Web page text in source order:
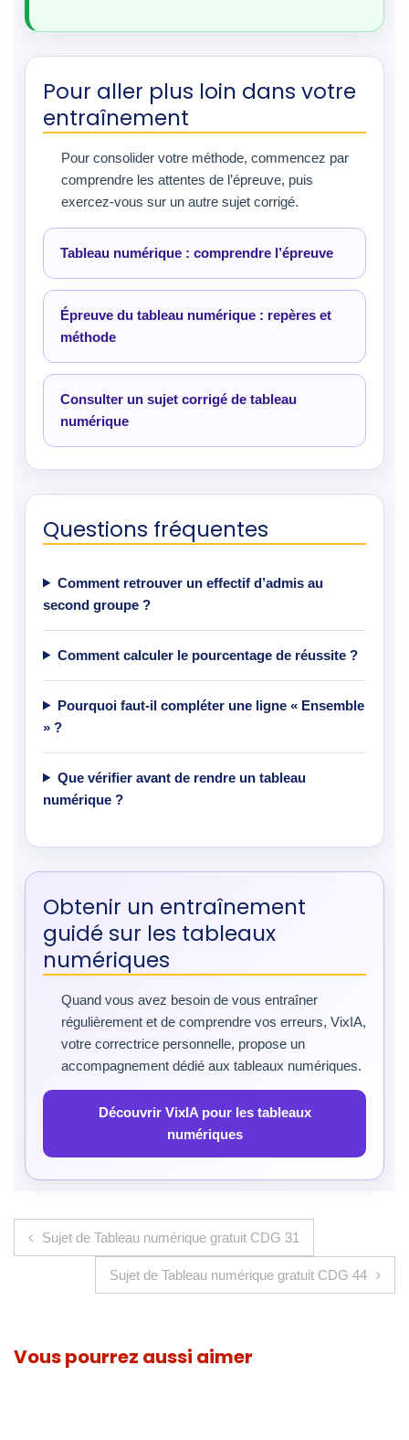
Pour aller plus loin dans votre
entraînement
Pour consolider votre méthode, commencez par
comprendre les attentes de l’épreuve, puis
exercez-vous sur un autre sujet corrigé.
Tableau numérique : comprendre l’épreuve
Épreuve du tableau numérique : repères et
méthode
Consulter un sujet corrigé de tableau
numérique
Questions fréquentes
Comment retrouver un effectif d’admis au
second groupe ?
Comment calculer le pourcentage de réussite ?
Pourquoi faut-il compléter une ligne « Ensemble
» ?
Que vérifier avant de rendre un tableau
numérique ?
Obtenir un entraînement
guidé sur les tableaux
numériques
Quand vous avez besoin de vous entraîner
régulièrement et de comprendre vos erreurs, VixIA,
votre correctrice personnelle, propose un
accompagnement dédié aux tableaux numériques.
Découvrir VixIA pour les tableaux
numériques
Navigation de l’article
Sujet de Tableau numérique gratuit CDG 31
Sujet de Tableau numérique gratuit CDG 44
Vous pourrez aussi aimer